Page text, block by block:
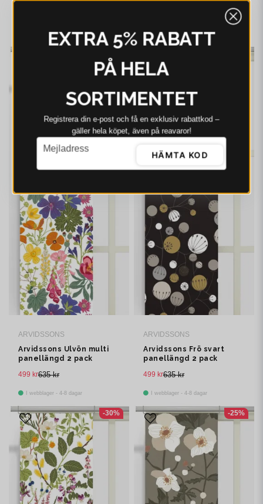
I webblager - 4-8 dagar
ARVIDSSONS
Arvidssons Ulvön multi
panellängd 2 pack
635 kr
499 kr
I webblager - 4-8 dagar
ARVIDSSONS
Arvidssons Frö svart
panellängd 2 pack
635 kr
499 kr
I webblager - 4-8 dagar
-30% -25%
EXTRA 5% RABATT
PÅ HELA
SORTIMENTET
Registrera din e‑post och få en exklusiv rabattkod –
gäller hela köpet, även på reavaror!
email
Mejladress
HÄMTA KOD